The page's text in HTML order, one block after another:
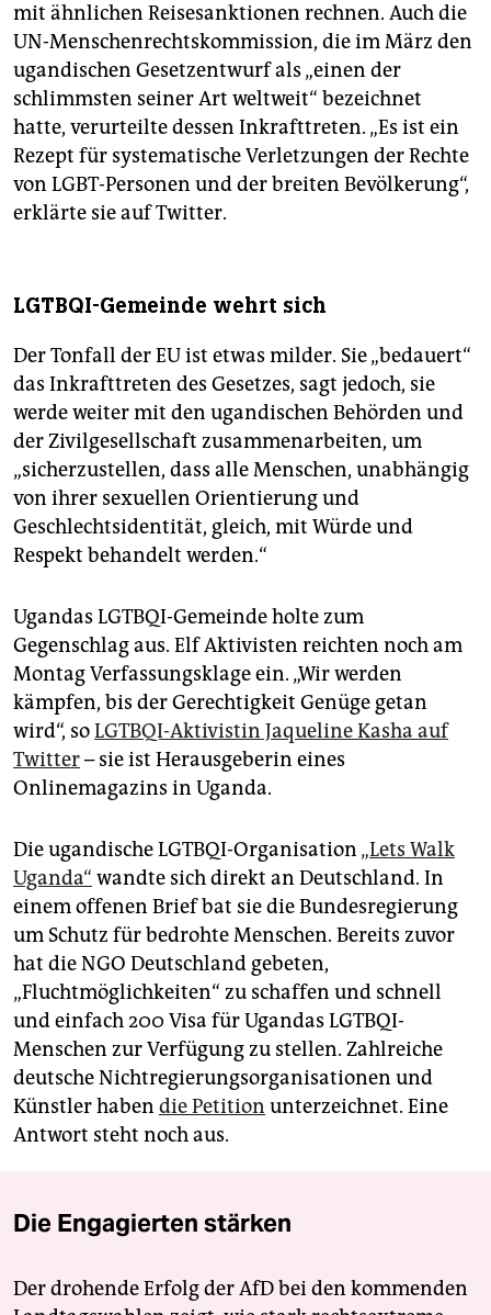
mit ähnlichen Reisesanktionen rechnen. Auch die
UN-Menschenrechtskommission, die im März den
ugandischen Gesetzentwurf als „einen der
schlimmsten seiner Art weltweit“ bezeichnet
hatte, verurteilte dessen Inkrafttreten. „Es ist ein
Rezept für systematische Verletzungen der Rechte
von LGBT-Personen und der breiten Bevölkerung“,
erklärte sie auf Twitter.
LGTBQI-Gemeinde wehrt sich
Der Tonfall der EU ist etwas milder. Sie „bedauert“
das Inkrafttreten des Gesetzes, sagt jedoch, sie
werde weiter mit den ugandischen Behörden und
der Zivilgesellschaft zusammenarbeiten, um
„sicherzustellen, dass alle Menschen, unabhängig
von ihrer sexuellen Orientierung und
Geschlechtsidentität, gleich, mit Würde und
Respekt behandelt werden.“
Ugandas LGTBQI-Gemeinde holte zum
Gegenschlag aus. Elf Aktivisten reichten noch am
Montag Verfassungsklage ein. „Wir werden
kämpfen, bis der Gerechtigkeit Genüge getan
wird“, soLGTBQI-Aktivistin Jaqueline Kasha auf
Twitter– sie ist Herausgeberin eines
Onlinemagazins in Uganda.
Die ugandische LGTBQI-Organisation „Lets Walk
Uganda“ wandte sich direkt an Deutschland. In
einem offenen Brief bat sie die Bundesregierung
um Schutz für bedrohte Menschen. Bereits zuvor
hat die NGO Deutschland gebeten,
„Fluchtmöglichkeiten“ zu schaffen und schnell
und einfach 200 Visa für Ugandas LGTBQI-
Menschen zur Verfügung zu stellen. Zahlreiche
deutsche Nichtregierungsorganisationen und
Künstler haben die Petition unterzeichnet. Eine
Antwort steht noch aus.
Die Engagierten stärken
Der drohende Erfolg der AfD bei den kommenden